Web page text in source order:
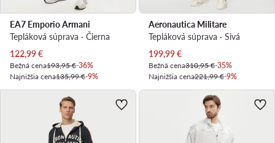
EA7 Emporio Armani
Tepláková súprava · Čierna
Aktuálna cena
122,99€
Bežná cena193,95 €-36%
Najnižšia cena135,99 €-9%
Aeronautica Militare
Tepláková súprava · Sivá
Aktuálna cena
199,99€
Bežná cena310,95 €-35%
Najnižšia cena221,99 €-9%